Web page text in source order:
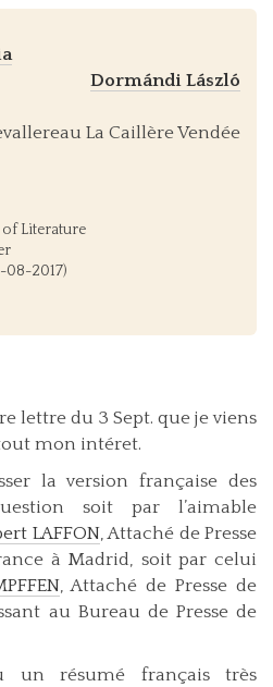
Dormándi László
La Caillère Vendée
of Literature
08-2017)
lettre du 3 Sept. que je viens
mon intéret.
la version française des
soit par l’aimable
LAFFON, Attaché de Presse
à Madrid, soit par celui
, Attaché de Presse de
au Bureau de Presse de
un résumé français très